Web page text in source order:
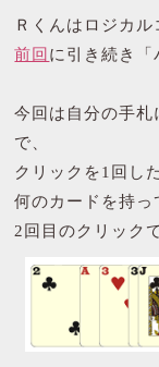
Ｒくんはロジカル
前回 に引き続き「
今回は自分の手札
で、
クリックを1回し
何のカードを持っ
2回目のクリック